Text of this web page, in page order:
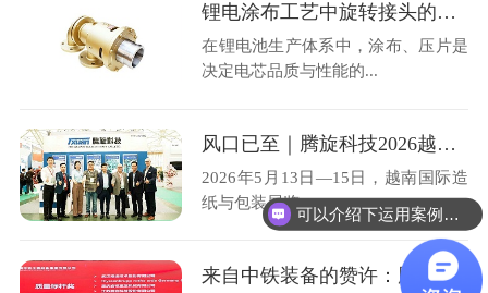
锂电涂布工艺中旋转接头的选型与运维避损方案
在锂电池生产体系中，涂布、压片是
决定电芯品质与性能的...
风口已至｜腾旋科技2026越南造纸展圆满收官
2026年5月13日—15日，越南国际造
纸与包装展览...
来自中铁装备的赞许：腾旋科技喜获优秀供应商奖+质量标杆奖
可以介绍下运用案例么？